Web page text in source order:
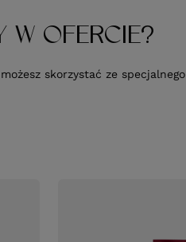
W OFERCIE?
skorzystać ze